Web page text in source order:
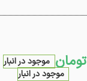
تومان موجود در انبار
موجود در انبار